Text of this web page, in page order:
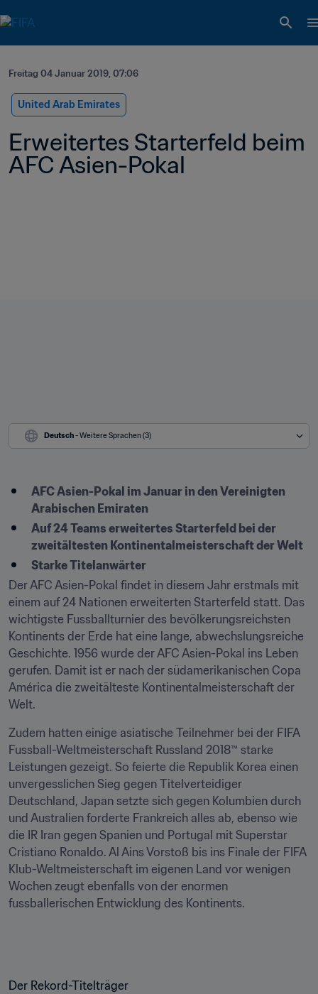
Freitag 04 Januar 2019, 07:06
United Arab Emirates
Erweitertes Starterfeld beim
AFC Asien-Pokal
Deutsch - Weitere Sprachen (3)
AFC Asien-Pokal im Januar in den Vereinigten
Arabischen Emiraten
Auf 24 Teams erweitertes Starterfeld bei der
zweitältesten Kontinentalmeisterschaft der Welt
Starke Titelanwärter
Der AFC Asien-Pokal findet in diesem Jahr erstmals mit
einem auf 24 Nationen erweiterten Starterfeld statt. Das
wichtigste Fussballturnier des bevölkerungsreichsten
Kontinents der Erde hat eine lange, abwechslungsreiche
Geschichte. 1956 wurde der AFC Asien-Pokal ins Leben
gerufen. Damit ist er nach der südamerikanischen Copa
América die zweitälteste Kontinentalmeisterschaft der
Welt.
Zudem hatten einige asiatische Teilnehmer bei der FIFA
Fussball-Weltmeisterschaft Russland 2018™ starke
Leistungen gezeigt. So feierte die Republik Korea einen
unvergesslichen Sieg gegen Titelverteidiger
Deutschland, Japan setzte sich gegen Kolumbien durch
und Australien forderte Frankreich alles ab, ebenso wie
die IR Iran gegen Spanien und Portugal mit Superstar
Cristiano Ronaldo. Al Ains Vorstoß bis ins Finale der FIFA
Klub-Weltmeisterschaft im eigenen Land vor wenigen
Wochen zeugt ebenfalls von der enormen
fussballerischen Entwicklung des Kontinents.
Der Rekord-Titelträger